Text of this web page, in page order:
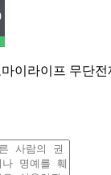
이라이프 무단전